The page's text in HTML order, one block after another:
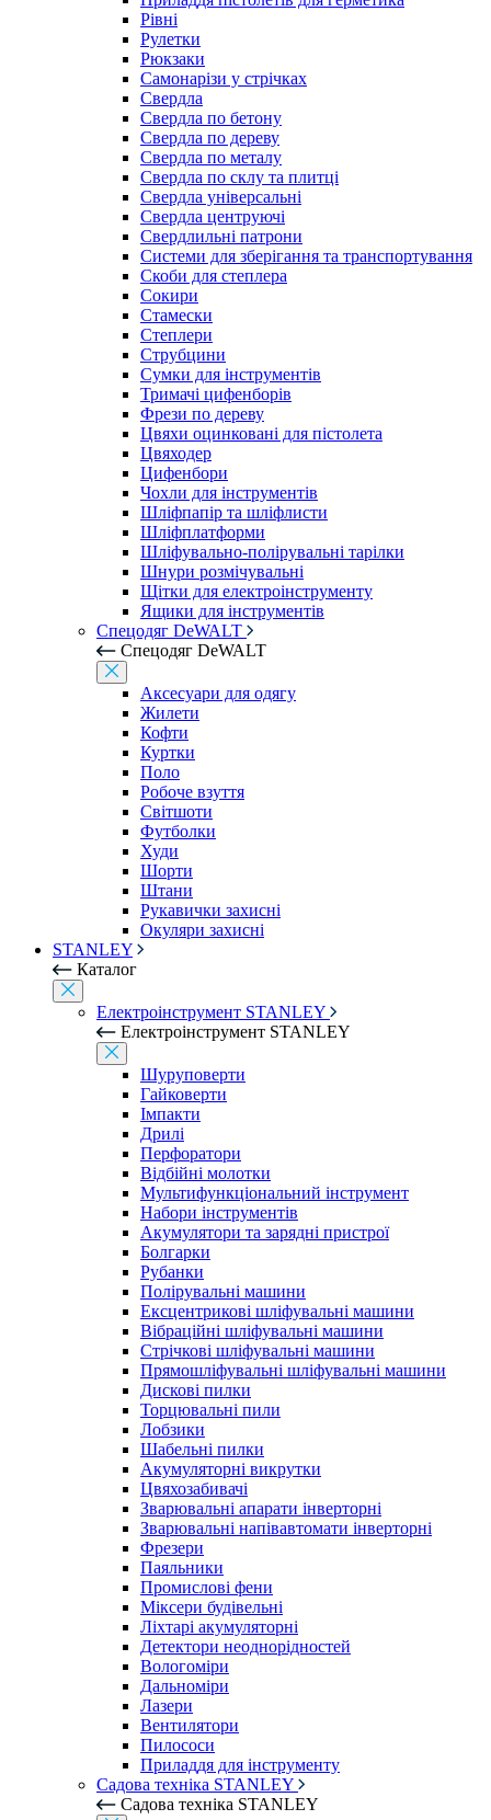
Рівні
Рулетки
Рюкзаки
Самонарізи у стрічках
Свердла
Свердла по бетону
Свердла по дереву
Свердла по металу
Свердла по склу та плитці
Свердла універсальні
Свердла центруючі
Свердлильні патрони
Системи для зберігання та транспортування
Скоби для степлера
Сокири
Стамески
Степлери
Струбцини
Сумки для інструментів
Тримачі цифенборів
Фрези по дереву
Цвяхи оцинковані для пістолета
Цвяходер
Цифенбори
Чохли для інструментів
Шліфпапір та шліфлисти
Шліфплатформи
Шліфувально-полірувальні тарілки
Шнури розмічувальні
Щітки для електроінструменту
Ящики для інструментів
Спецодяг DeWALT
Спецодяг DeWALT
Аксесуари для одягу
Жилети
Кофти
Куртки
Поло
Робоче взуття
Світшоти
Футболки
Худи
Шорти
Штани
Рукавички захисні
Окуляри захисні
STANLEY
Каталог
Електроінструмент STANLEY
Електроінструмент STANLEY
Шуруповерти
Гайковерти
Імпакти
Дрилі
Перфоратори
Відбійні молотки
Мультифункціональний інструмент
Набори інструментів
Акумулятори та зарядні пристрої
Болгарки
Рубанки
Полірувальні машини
Ексцентрикові шліфувальні машини
Вібраційні шліфувальні машини
Стрічкові шліфувальні машини
Прямошліфувальні шліфувальні машини
Дискові пилки
Торцювальні пили
Лобзики
Шабельні пилки
Акумуляторні викрутки
Цвяхозабивачі
Зварювальні апарати інверторні
Зварювальні напівавтомати інверторні
Фрезери
Паяльники
Промислові фени
Міксери будівельні
Ліхтарі акумуляторні
Детектори неоднорідностей
Вологоміри
Дальноміри
Лазери
Вентилятори
Пилососи
Приладдя для інструменту
Садова техніка STANLEY
Садова техніка STANLEY